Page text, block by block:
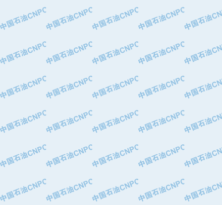
·美钻石油钻采系统（上海）有限公司
·陕西爱瑞德控制工程有限公司
·成都皖东仪表电缆成套系统有限公司
·成都中寰机电设备有限公司
·河北保定天威集团特变电气有限公司
·中国石油辽阳石油化纤公司
·托肯恒山科技（广州）有限公司
·大庆油田飞马有限公司
·大庆油田有限责任公司
·中国石油华北油田公司
·中国石油锦西石化分公司
·天津钢管集团股份有限公司
·深圳市肯多斯实业发展有限公司